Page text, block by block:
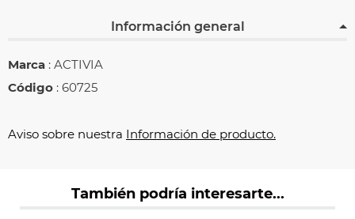
Información general
Marca : ACTIVIA
Código : 60725
Aviso sobre nuestra Información de producto.
También podría interesarte...